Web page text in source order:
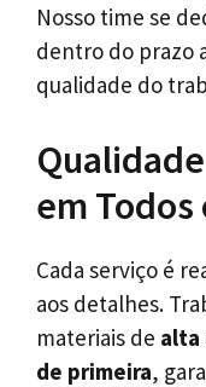
Nosso time se
dentro do prazo
qualidade do
em Todos
Cada serviço é
aos detalhes.
materiais de alta
de primeira,